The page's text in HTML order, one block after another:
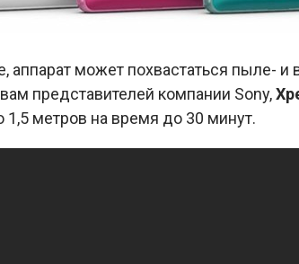
аппарат может похвастаться пыле-
представителей компании Sony,
1,5 метров на время до 30 минут.